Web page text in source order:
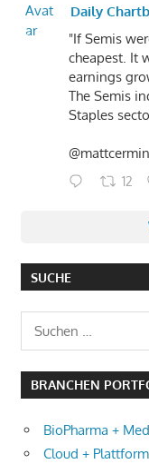
Avat
ar
Daily
"If Semis
cheapest. It
earnings
The Semis
Staples
12
SUCHE
BRANCHEN
BioPharma +
Cloud + Plattform